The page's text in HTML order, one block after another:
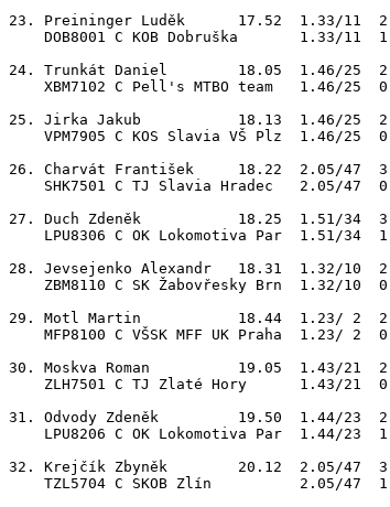
23. Preininger Luděk      17.52  1.33/11
DOB8001 C KOB Dobruška       1.33/11
24. Trunkát Daniel        18.05  1.46/25
XBM7102 C Pell's MTBO team   1.46/25
25. Jirka Jakub           18.13  1.46/25
VPM7905 C KOS Slavia VŠ Plz  1.46/25
26. Charvát František     18.22  2.05/47
SHK7501 C TJ Slavia Hradec   2.05/47
27. Duch Zdeněk           18.25  1.51/34
LPU8306 C OK Lokomotiva Par  1.51/34
28. Jevsejenko Alexandr   18.31  1.32/
ZBM8110 C SK Žabovřesky Brn  1.32/10
29. Motl Martin           18.44  1.23/ 2
MFP8100 C VŠSK MFF UK Praha  1.23/ 2
30. Moskva Roman          19.05  1.43/21
ZLH7501 C TJ Zlaté Hory      1.43/21
31. Odvody Zdeněk         19.50  1.44/23
LPU8206 C OK Lokomotiva Par  1.44/23
32. Krejčík Zbyněk        20.12  2.05/47
TZL5704 C SKOB Zlín          2.05/47